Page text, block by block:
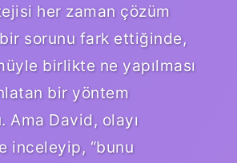
her zaman çözüm
bir sorunu fark ettiğinde,
birlikte ne yapılması
bir yöntem
Ama David, olayı
inceleyip, “bunu